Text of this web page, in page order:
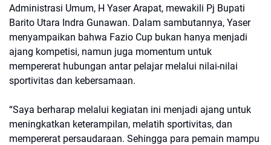
Administrasi Umum, H Yaser Arapat, mewakili Pj Bupati
Barito Utara Indra Gunawan. Dalam sambutannya, Yaser
menyampaikan bahwa Fazio Cup bukan hanya menjadi
ajang kompetisi, namun juga momentum untuk
mempererat hubungan antar pelajar melalui nilai-nilai
sportivitas dan kebersamaan.
“Saya berharap melalui kegiatan ini menjadi ajang untuk
meningkatkan keterampilan, melatih sportivitas, dan
mempererat persaudaraan. Sehingga para pemain mampu